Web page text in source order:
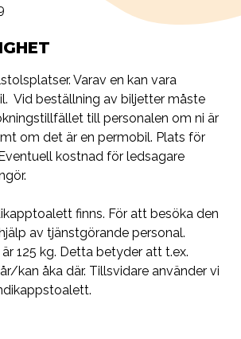
Varav en kan vara
Vid beställning av biljetter måste
till personalen om ni är
om det är en permobil. Plats för
kostnad för ledsagare
finns. För att besöka den
av tjänstgörande personal.
125 kg. Detta betyder att t.ex.
kan åka där. Tillsvidare använder vi